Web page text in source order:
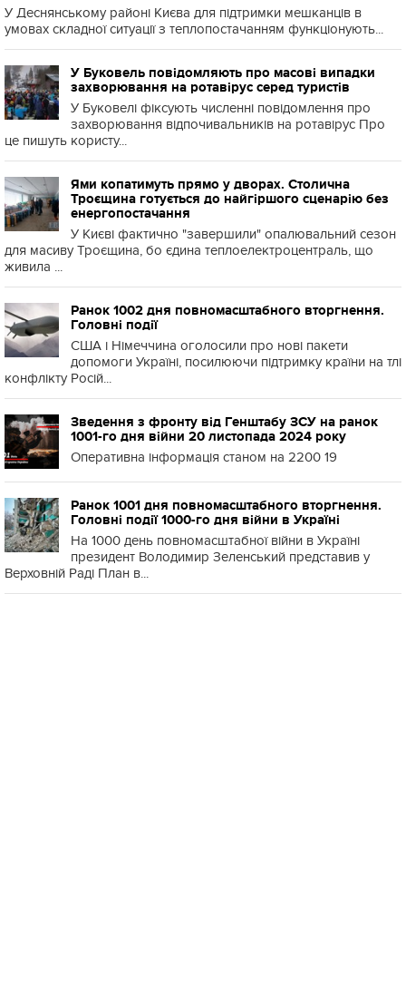
У Деснянському районі Києва для підтримки мешканців в
умовах складної ситуації з теплопостачанням функціонують...
У Буковель повідомляють про масові випадки
захворювання на ротавірус серед туристів
У Буковелі фіксують численні повідомлення про
захворювання відпочивальників на ротавірус Про
це пишуть користу...
Ями копатимуть прямо у дворах. Столична
Троєщина готується до найгіршого сценарію без
енергопостачання
У Києві фактично "завершили" опалювальний сезон
для масиву Троєщина, бо єдина теплоелектроцентраль, що
живила ...
Ранок 1002 дня повномасштабного вторгнення.
Головні події
США і Німеччина оголосили про нові пакети
допомоги Україні, посилюючи підтримку країни на тлі
конфлікту Росій...
Зведення з фронту від Генштабу ЗСУ на ранок
1001-го дня війни 20 листопада 2024 року
Оперативна інформація станом на 2200 19
Ранок 1001 дня повномасштабного вторгнення.
Головні події 1000-го дня війни в Україні
На 1000 день повномасштабної війни в Україні
президент Володимир Зеленський представив у
Верховній Раді План в...